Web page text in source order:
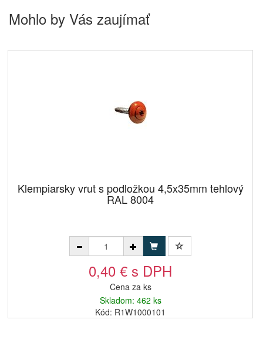
Mohlo by Vás zaujímať
Klempiarsky vrut s podložkou 4,5x35mm tehlový
RAL 8004
0,40 € s DPH
Cena za ks
Skladom: 462 ks
Kód: R1W1000101